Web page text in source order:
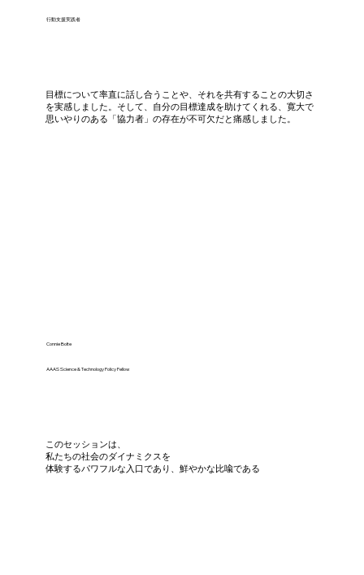
行動支援実践者
目標について率直に話し合うことや、それを共有することの大切さ
を実感しました。そして、自分の目標達成を助けてくれる、寛大で
思いやりのある「協力者」の存在が不可欠だと痛感しました。
Connie Bolte
AAAS Science & Technology Policy Fellow
このセッションは、
私たちの社会のダイナミクスを
体験するパワフルな入口であり、鮮やかな比喩である